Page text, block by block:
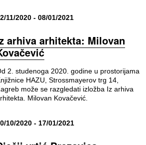
11/2020 - 08/01/2021
arhiva arhitekta: Milovan
2. studenoga 2020. godine u prostorijama
HAZU, Strossmayerov trg 14,
može se razgledati izložba Iz arhiva
Milovan Kovačević.
10/2020 - 17/01/2021